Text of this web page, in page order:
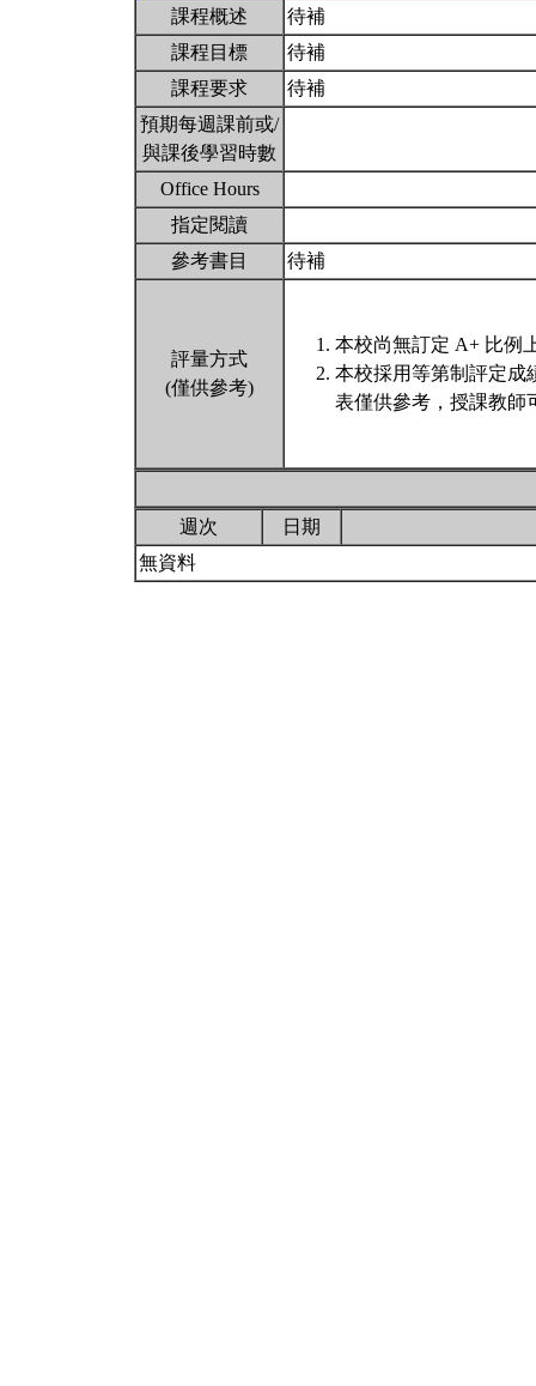
課程概述
待補
課程目標
待補
課程要求
待補
預期每週課前或/
與課後學習時數
Office Hours
指定閱讀
參考書目
待補
評量方式
(僅供參考)
本校尚無訂定 A+ 比例
本校採用等第制評定成
表僅供參考，授課教師
週次
日期
無資料